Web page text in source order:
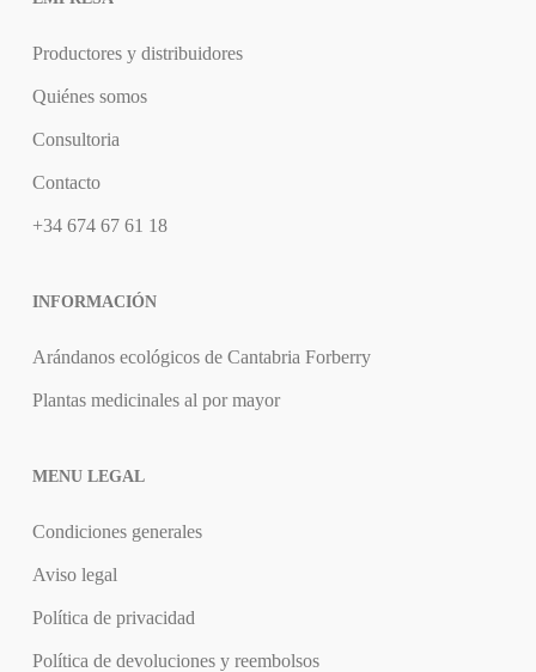
Productores y distribuidores
Quiénes somos
Consultoria
Contacto
+34 674 67 61 18
INFORMACIÓN
Arándanos ecológicos de Cantabria Forberry
Plantas medicinales al por mayor
MENU LEGAL
Condiciones generales
Aviso legal
Política de privacidad
Política de devoluciones y reembolsos